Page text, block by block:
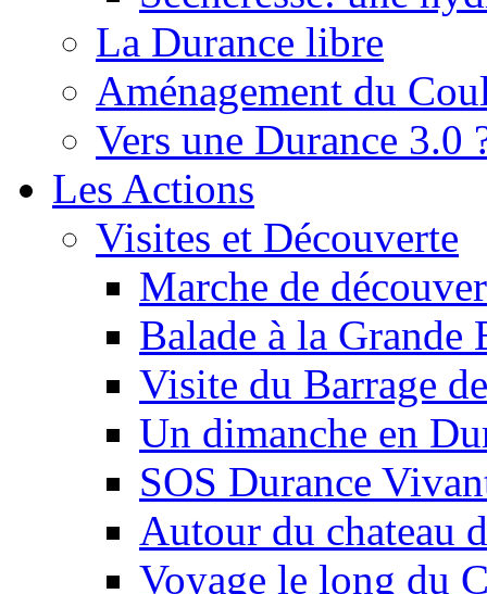
La Durance libre
Aménagement du
Vers une Durance 3.0
Les Actions
Visites et Découverte
Marche de
Balade à la Grande
Visite du Barrage
Un dimanche en
SOS Durance
Autour du chateau
Voyage le long du